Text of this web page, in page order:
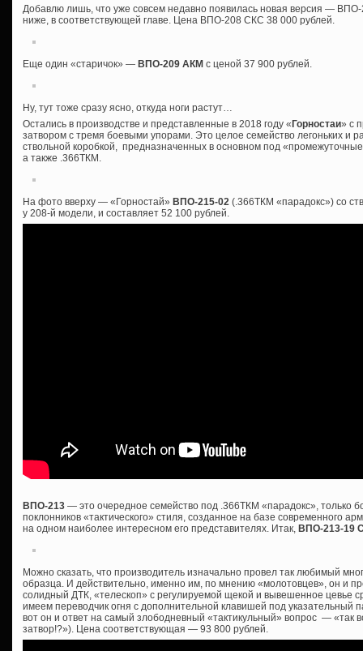
Добавлю лишь, что уже совсем недавно появилась новая версия —
ниже, в соответствующей главе. Цена ВПО-208 СКС 38 000 рублей.
Еще один «старичок» — ВПО-209 АКМ с ценой 37 900 рублей.
Ну, тут тоже сразу ясно, откуда ноги растут…
Остались в производстве и представленные в 2018 году « Горностаи» с
затвором с тремя боевыми упорами. Это целое семейство легоньких и
ствольной коробкой, предназначенных в основном под
а также .366ТКМ.
На фото вверху — «Горностай» ВПО-215-02 (.366ТКМ «парадокс») со
у 208-й модели, и составляет 52 100 рублей.
ВПО-213 — это очередное семейство под .366ТКМ «парадокс», только
поклонников «тактического» стиля, созданное на базе современного
на одном наиболее интересном его представителях. Итак, ВПО-213-19
Можно сказать, что производитель изначально провел так любимый
образца. И действительно, именно им, по мнению «молотовцев», он и
солидный ДТК, «телескоп» с регулируемой щекой и вывешенное цевье
имеем переводчик огня с дополнительной клавишей под указательный
вот он и ответ на самый злободневный «тактикульный» вопрос — «так
затвор!?»). Цена соответствующая — 93 800 рублей.